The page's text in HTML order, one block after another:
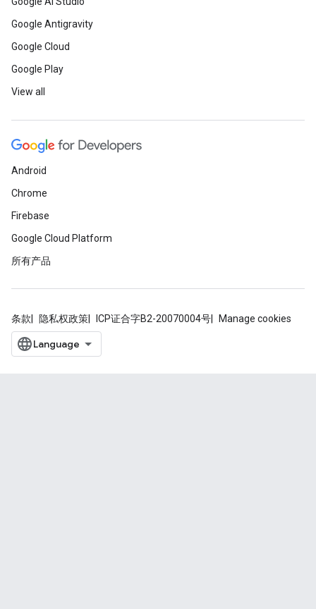
Google Antigravity
Google Cloud
Google Play
View all
Android
Chrome
Firebase
Google Cloud Platform
所有产品
条款 隐私权政策 ICP证合字B2-20070004号 Manage cookies